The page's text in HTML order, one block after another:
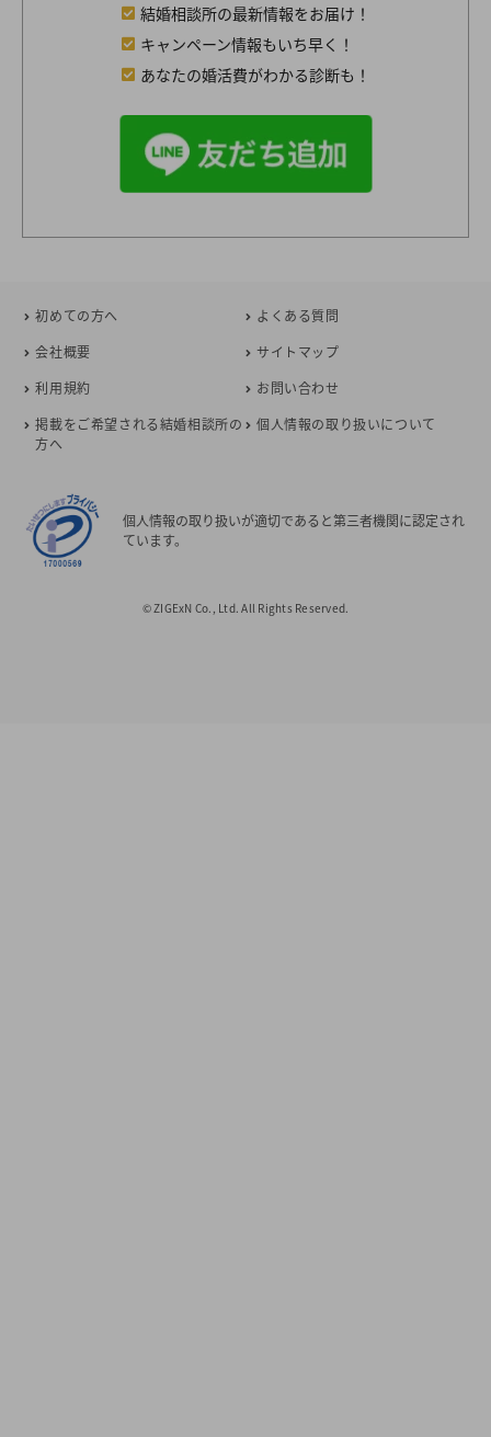
結婚相談所の最新情報をお届け！
キャンペーン情報もいち早く！
あなたの婚活費がわかる診断も！
初めての方へ
よくある質問
会社概要
サイトマップ
利用規約
お問い合わせ
掲載をご希望される結婚相談所の
方へ
個人情報の取り扱いについて
個人情報の取り扱いが適切であると第三者機関に認定され
ています。
© ZIGExN Co., Ltd. All Rights Reserved.